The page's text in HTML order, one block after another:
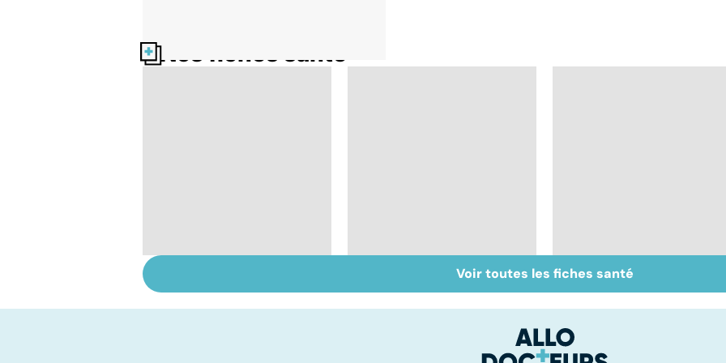
Nos fiches santé
comment s'en
ménopause
Sexualité, infertilité
et PMA, des liens
Voir toutes les fiches santé